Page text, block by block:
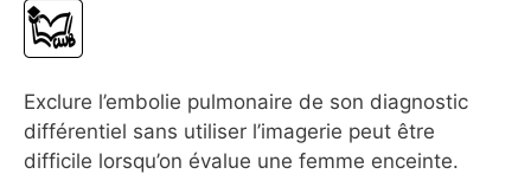
Exclure l’embolie pulmonaire de son diagnostic
différentiel sans utiliser l’imagerie peut être
difficile lorsqu’on évalue une femme enceinte.